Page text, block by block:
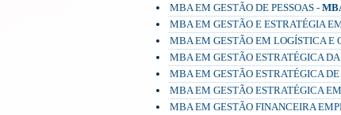
MBA EM GESTÃO DE PESSOAS -
MBA EM GESTÃO E ESTRATÉGIA
MBA EM GESTÃO EM LOGÍSTICA E
MBA EM GESTÃO ESTRATÉGICA
MBA EM GESTÃO ESTRATÉGICA DE
MBA EM GESTÃO ESTRATÉGICA
MBA EM GESTÃO FINANCEIRA